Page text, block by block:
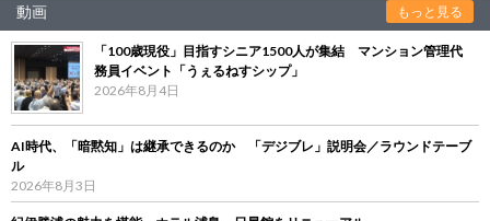
動画 もっと見る
「100歳現役」目指すシニア1500人が集結 マンション管理代
務員イベント「うぇるねすシップ」
2026年8月4日
AI時代、「暗黙知」は継承できるのか 「デジブレ」説明会／ラウンドテーブ
ル
2026年8月3日